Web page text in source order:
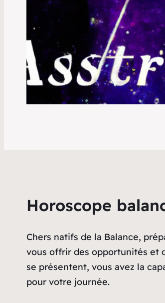
Horoscope
Chers natifs de la Balance,
vous offrir des opportunités et
se présentent, vous avez la
pour votre journée.